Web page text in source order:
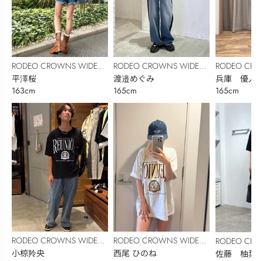
RODEO CROWNS WIDE
BOWL
平澤桜
163cm
RODEO CROWNS WIDE
BOWL
小椋羚央
RODEO CROWNS WIDE
BOWL
渡邉めぐみ
165cm
RODEO CROWNS WIDE
BOWL
西尾 ひのね
RODEO
BOWL
兵庫 優人
165cm
RODEO
BOWL
佐藤 柚葉